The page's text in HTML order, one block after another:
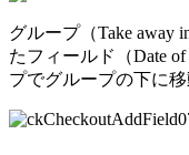
グループ（Take away
たフィールド（Date
プでグループの下に移